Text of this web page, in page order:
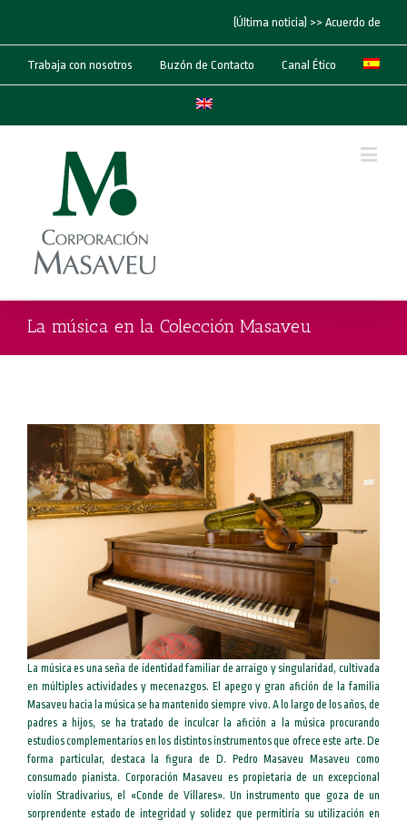
(Última noticia) >> Acuerdo de
Trabaja con nosotros Buzón de Contacto Canal Ético
La música en la Colección Masaveu
La música es una seña de identidad familiar de arraigo y singularidad, cultivada
en múltiples actividades y mecenazgos. El apego y gran afición de la familia
Masaveu hacia la música se ha mantenido siempre vivo. A lo largo de los años, de
padres a hijos, se ha tratado de inculcar la afición a la música procurando
estudios complementarios en los distintos instrumentos que ofrece este arte. De
forma particular, destaca la figura de D. Pedro Masaveu Masaveu como
consumado pianista. Corporación Masaveu es propietaria de un excepcional
violín Stradivarius, el «Conde de Villares». Un instrumento que goza de un
sorprendente estado de integridad y solidez que permitiría su utilización en